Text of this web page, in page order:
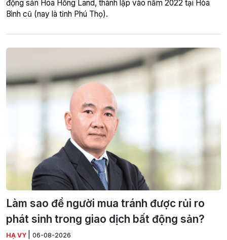
động sản Hoa Hồng Land, thành lập vào năm 2022 tại Hòa
Bình cũ (nay là tỉnh Phú Thọ).
Làm sao để người mua tránh được rủi ro
phát sinh trong giao dịch bất động sản?
HẠ VY 06-08-2026